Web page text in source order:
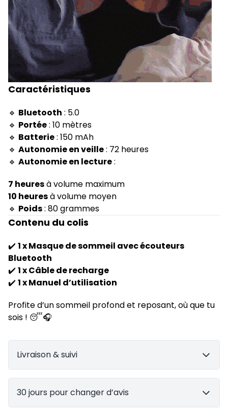
Caractéristiques
🔹 Bluetooth : 5.0
🔹 Portée: 10 mètres
🔹 Batterie: 150 mAh
🔹 Autonomie en veille: 72 heures
🔹 Autonomie en lecture:
7 heuresà volume maximum
10 heuresà volume moyen
🔹 Poids: 80 grammes
Contenu du colis
✔️ 1 x Masque de sommeil avec écouteurs
Bluetooth
✔️ 1 x Câble de recharge
✔️ 1 x Manuel d’utilisation
Profite d’un sommeil profond et reposant, où que tu
sois ! 😴🎧
Livraison & suivi
30 jours pour changer d’avis